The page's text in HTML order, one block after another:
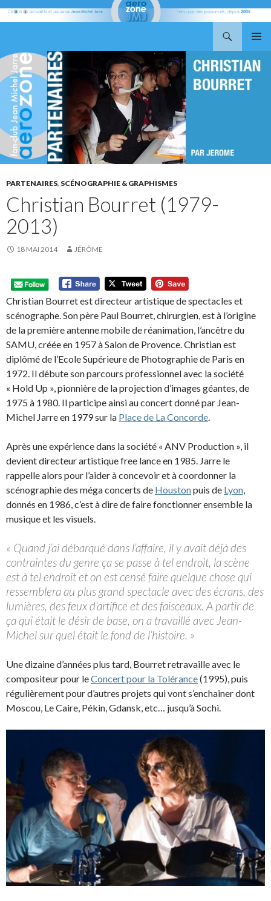
AU
CONTENU
PARTENAIRES, SCÉNOGRAPHIE & GRAPHISMES
Christian Bourret (1979-
2013)
18 MAI 2014 JÉRÔME
Christian Bourret est directeur artistique de spectacles et
scénographe. Son père Paul Bourret, chirurgien, est à l’origine
de la première antenne mobile de réanimation, l’ancêtre du
SAMU, créée en 1957 à Salon de Provence. Christian est
diplômé de l’Ecole Supérieure de Photographie de Paris en
1972. Il débute son parcours professionnel avec la société
« Hold Up », pionnière de la projection d’images géantes, de
1975 à 1980. Il participe ainsi au concert donné par Jean-
Michel Jarre en 1979 sur la Place de La Concorde.
Après une expérience dans la société « ANV Production », il
devient directeur artistique free lance en 1985. Jarre le
rappelle alors pour l’aider à concevoir et à coordonner la
scénographie des méga concerts de Houstonpuis de Lyon,
donnés en 1986, c’est à dire de faire fonctionner ensemble la
musique et les visuels.
« Quand j’ai débarqué dans l’affaire, il y avait déjà des
contraintes du genre ça se passe à tel endroit, la scène
est à tel endroit et on est censé faire quelque chose qui
ressemblera au plus grand spectacle avec des écrans, des
lumières, des feux d’artifice et des faisceaux. A partir de
ça qui était le désir de base, on a travaillé avec Jean-
Michel sur quel était le fond de l’histoire. »
Une dizaine d’années plus tard, Bourret retravaille avec le
compositeur pour leConcert pour la Tolérance(1995), puis
régulièrement pour d’autres projets qui vont s’enchainer dont
Moscou, Le Caire, Pékin, Gdansk, etc… jusqu’à Sochi.